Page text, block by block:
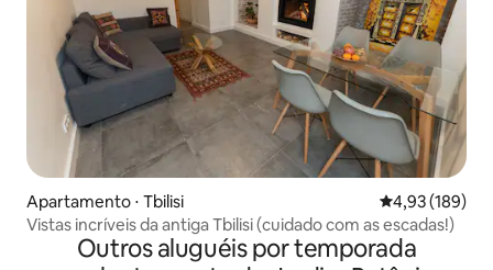
Apartamento ⋅ Tbilisi 4,93 de uma
4,93 (189)
Vistas incríveis da antiga Tbilisi (cuidado com as escadas!)
Outros aluguéis por temporada